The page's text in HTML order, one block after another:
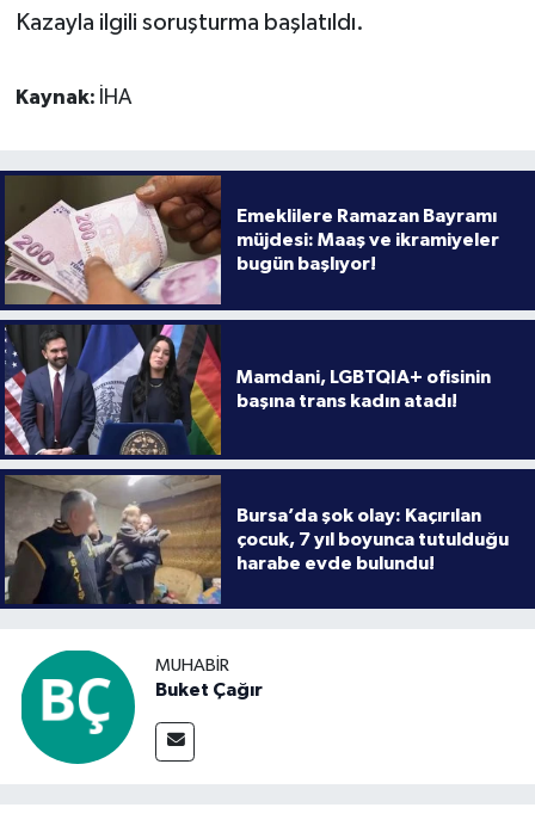
Kazayla ilgili soruşturma başlatıldı.
Kaynak: İHA
Emeklilere Ramazan Bayramı
müjdesi: Maaş ve ikramiyeler
bugün başlıyor!
Mamdani, LGBTQIA+ ofisinin
başına trans kadın atadı!
Bursa’da şok olay: Kaçırılan
çocuk, 7 yıl boyunca tutulduğu
harabe evde bulundu!
MUHABIR
Buket Çağır